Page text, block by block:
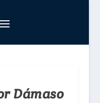
Dámaso